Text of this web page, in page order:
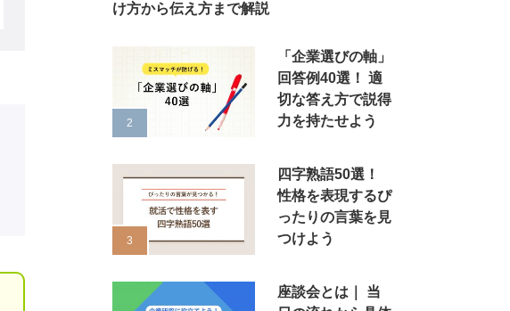
け方から伝え方まで解説
「企業選びの軸」
回答例40選！ 適
切な答え方で説得
力を持たせよう
四字熟語50選！
性格を表現するぴ
ったりの言葉を見
つけよう
座談会とは｜ 当